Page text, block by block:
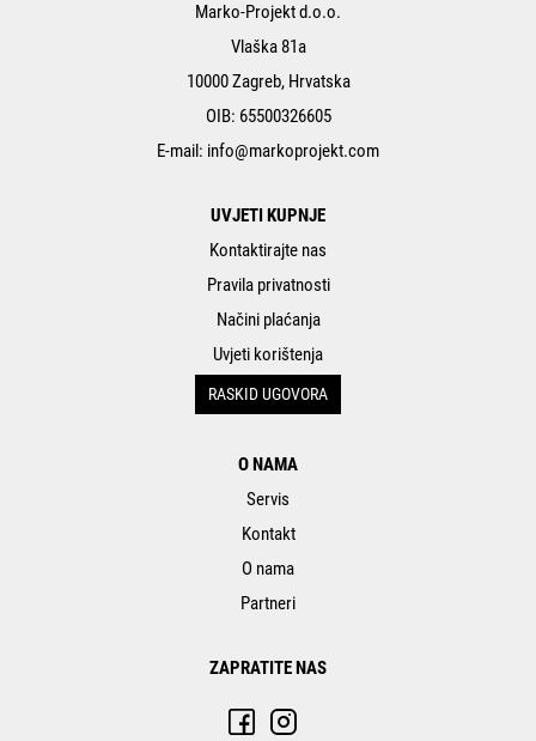
Marko-Projekt d.o.o.
Vlaška 81a
10000 Zagreb, Hrvatska
OIB: 65500326605
E-mail: info@markoprojekt.com
UVJETI KUPNJE
Kontaktirajte nas
Pravila privatnosti
Načini plaćanja
Uvjeti korištenja
RASKID UGOVORA
O NAMA
Servis
Kontakt
O nama
Partneri
ZAPRATITE NAS